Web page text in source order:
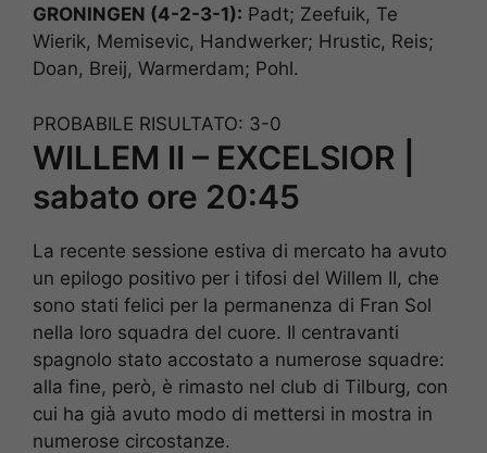
GRONINGEN (4-2-3-1): Padt; Zeefuik, Te
Wierik, Memisevic, Handwerker; Hrustic, Reis;
Doan, Breij, Warmerdam; Pohl.
PROBABILE RISULTATO: 3-0
WILLEM II – EXCELSIOR |
sabato ore 20:45
La recente sessione estiva di mercato ha avuto
un epilogo positivo per i tifosi del Willem II, che
sono stati felici per la permanenza di Fran Sol
nella loro squadra del cuore. Il centravanti
spagnolo stato accostato a numerose squadre:
alla fine, però, è rimasto nel club di Tilburg, con
cui ha già avuto modo di mettersi in mostra in
numerose circostanze.